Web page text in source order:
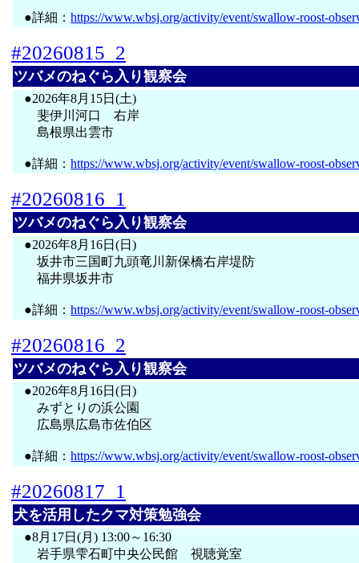
●詳細：https://www.wbsj.org/activity/event/swallow-roost-
#20260815_2
ツバメのねぐら入り観察会
●2026年8月15日(土)
斐伊川河口 右岸
島根県出雲市
●詳細：https://www.wbsj.org/activity/event/swallow-roost-
#20260816_1
ツバメのねぐら入り観察会
●2026年8月16日(日)
坂井市三国町九頭竜川新保橋右岸堤防
福井県坂井市
●詳細：https://www.wbsj.org/activity/event/swallow-roost-
#20260816_2
ツバメのねぐら入り観察会
●2026年8月16日(日)
みずとりの浜公園
広島県広島市佐伯区
●詳細：https://www.wbsj.org/activity/event/swallow-roost-
#20260817_1
犬を活用したクマ対策勉強会
●8月17日(月) 13:00～16:30
岩手県雫石町中央公民館 視聴覚室